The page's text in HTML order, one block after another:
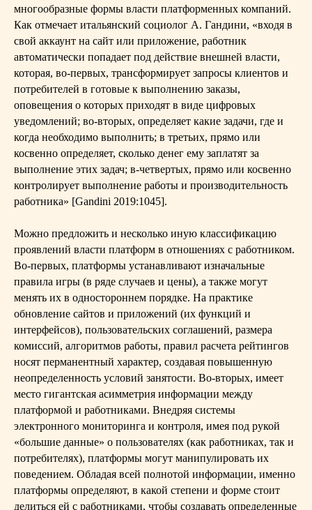
многообразные формы власти платформенных компаний.
Как отмечает итальянский социолог А. Гандини, «входя в
свой аккаунт на сайт или приложение, работник
автоматически попадает под действие внешней власти,
которая, во-первых, трансформирует запросы клиентов и
потребителей в готовые к выполнению заказы,
оповещения о которых приходят в виде цифровых
уведомлений; во-вторых, определяет какие задачи, где и
когда необходимо выполнить; в третьих, прямо или
косвенно определяет, сколько денег ему заплатят за
выполнение этих задач; в-четвертых, прямо или косвенно
контролирует выполнение работы и производительность
работника» [Gandini 2019:1045].
Можно предложить и несколько иную классификацию
проявлений власти платформ в отношениях с работником.
Во-первых, платформы устанавливают изначальные
правила игры (в ряде случаев и цены), а также могут
менять их в одностороннем порядке. На практике
обновление сайтов и приложений (их функций и
интерфейсов), пользовательских соглашений, размера
комиссий, алгоритмов работы, правил расчета рейтингов
носят перманентный характер, создавая повышенную
неопределенность условий занятости. Во-вторых, имеет
место гигантская асимметрия информации между
платформой и работниками. Внедряя системы
электронного мониторинга и контроля, имея под рукой
«большие данные» о пользователях (как работниках, так и
потребителях), платформы могут манипулировать их
поведением. Обладая всей полнотой информации, именно
платформы определяют, в какой степени и форме стоит
делиться ей с работниками, чтобы создавать определенные